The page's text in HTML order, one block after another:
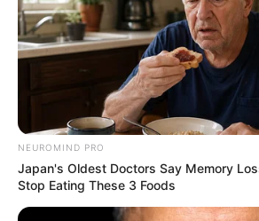
NEUROMIND PRO
Japan's Oldest Doctors Say Memory
Stop Eating These 3 Foods